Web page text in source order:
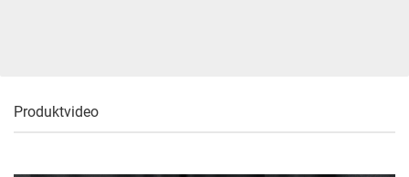
Produktvideo